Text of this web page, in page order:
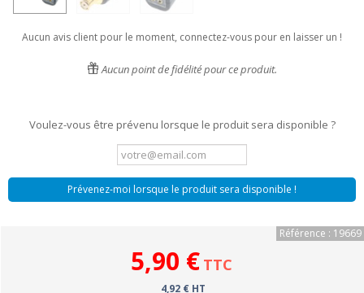
Aucun avis client pour le moment, connectez-vous pour en laisser un !
Aucun point de fidélité pour ce produit.
Voulez-vous être prévenu lorsque le produit sera disponible ?
Prévenez-moi lorsque le produit sera disponible !
Référence : 19669
5,90 € TTC
4,92 € HT